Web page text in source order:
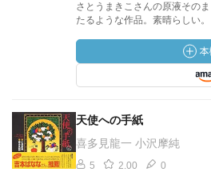
さとうまきこさんの原液その
たるような作品。素晴らしい
天使への手紙
喜多見龍一 小沢摩純
5 2.00 0